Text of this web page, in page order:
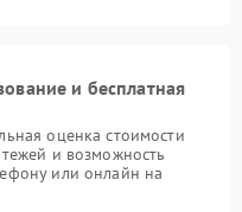
и бесплатная
оценка стоимости
и возможность
или онлайн на